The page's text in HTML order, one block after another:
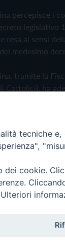
percepisce i
legislativo
resa ai sensi
medesimo
tramite la
Cattolici), ha
Cookie
tecniche
cookie.